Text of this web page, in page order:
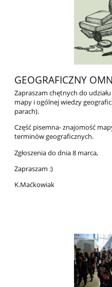
GEOGRAFICZNY
Zapraszam chętnych do
mapy i ogólnej wiedzy
parach).
Część pisemna- znajomość
terminów geograficznych.
Zgłoszenia do dnia 8 marca,
Zapraszam :)
K.Maćkowiak